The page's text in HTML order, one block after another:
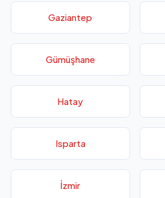
Gaziantep
Gümüşhane
Hatay
Isparta
İzmir